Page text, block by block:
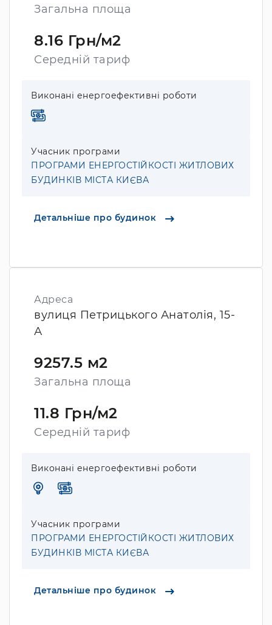
Загальна площа
8.16 Грн/м2
Середній тариф
Виконані енергоефективні роботи
Учасник програми
ПРОГРАМИ ЕНЕРГОСТІЙКОСТІ ЖИТЛОВИХ
БУДИНКІВ МІСТА КИЄВА
Детальніше про будинок
Адреса
вулиця Петрицького Анатолія, 15-
А
9257.5 м2
Загальна площа
11.8 Грн/м2
Середній тариф
Виконані енергоефективні роботи
Учасник програми
ПРОГРАМИ ЕНЕРГОСТІЙКОСТІ ЖИТЛОВИХ
БУДИНКІВ МІСТА КИЄВА
Детальніше про будинок